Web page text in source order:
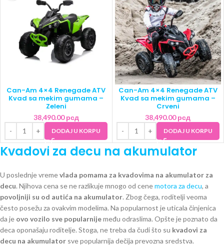
Can-Am 4×4 Renegade ATV
Kvad sa mekim gumama –
Zeleni
38,490.00рсд
DODAJ U KORPU
Can-Am 4×4 Renegade ATV
Kvad sa mekim gumama –
Crveni
38,490.00рсд
DODAJ U KORPU
Kvadovi za decu na akumulator
U poslednje vremevlada pomama za kvadovima na akumulator za
decu. Njihova cena se ne razlikuje mnogo od cenemotora za decu, a
povoljniji su od autića na akumulator. Zbog čega, roditelji veoma
često posežu za ovakvim modelima. Na popularnost je uticala činjenica
da je ovo vozilo sve popularnijemeđu odraslima. Opšte je poznato da
deca oponašaju roditelje. Stoga, ne treba da čudi što su kvadovi za
decu na akumulator sve popularnija dečija prevozna sredstva.